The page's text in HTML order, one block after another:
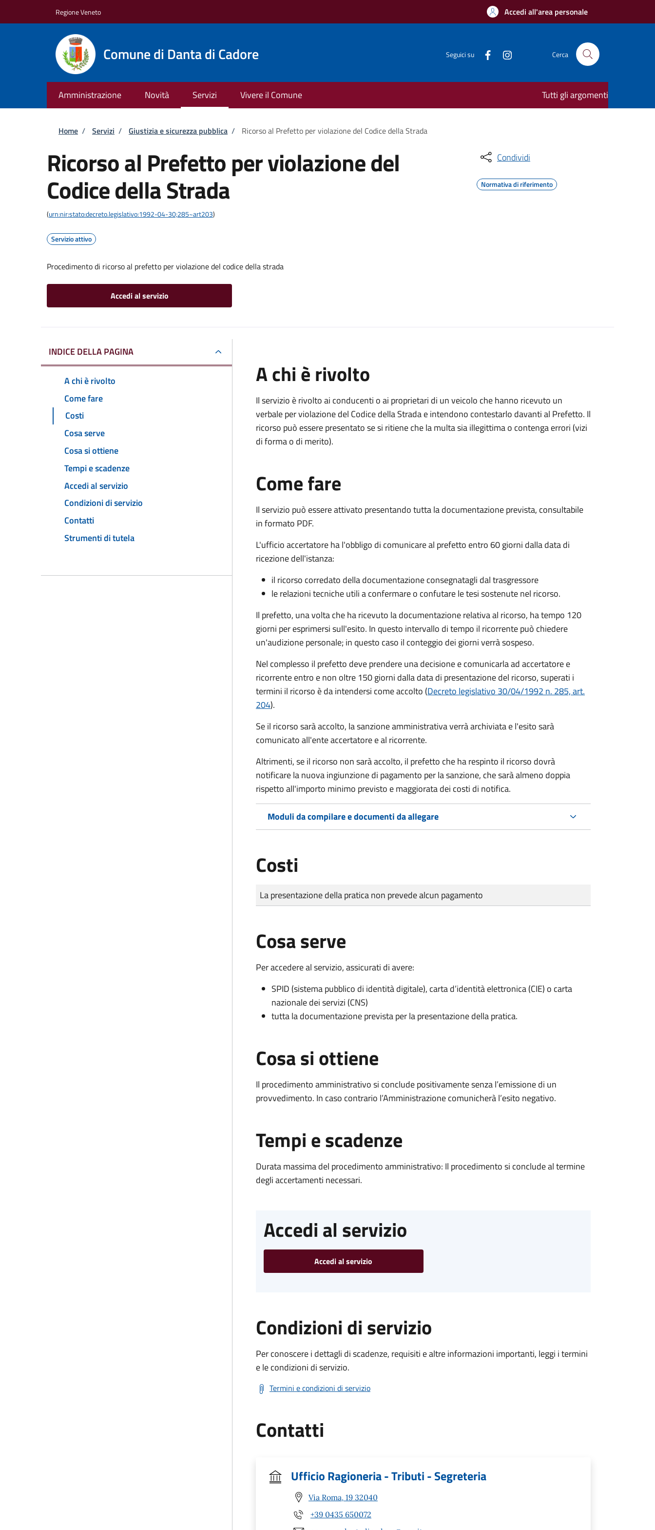
Regione Veneto Accedi all'area personale
Comune di Danta di Cadore Seguici su Cerca
Amministrazione Novità Servizi Vivere il Comune Tutti gli argomenti
Briciole di pane
Home / Servizi / Giustizia e sicurezza pubblica / Ricorso al Prefetto per violazione del Codice della Strada
Ricorso al Prefetto per violazione del
Codice della Strada
(urn:nir:stato:decreto.legislativo:1992-04-30;285~art203)
Servizio attivo
Procedimento di ricorso al prefetto per violazione del codice della strada
Accedi al servizio
Condividi
Normativa di riferimento
INDICE DELLA PAGINA
A chi è rivolto
Come fare
Costi
Cosa serve
Cosa si ottiene
Tempi e scadenze
Accedi al servizio
Condizioni di servizio
Contatti
Strumenti di tutela
A chi è rivolto
Il servizio è rivolto ai conducenti o ai proprietari di un veicolo che hanno ricevuto un
verbale per violazione del Codice della Strada e intendono contestarlo davanti al Prefetto. Il
ricorso può essere presentato se si ritiene che la multa sia illegittima o contenga errori (vizi
di forma o di merito).
Come fare
Il servizio può essere attivato presentando tutta la documentazione prevista, consultabile
in formato PDF.
L'ufficio accertatore ha l'obbligo di comunicare al prefetto entro 60 giorni dalla data di
ricezione dell'istanza:
il ricorso corredato della documentazione consegnatagli dal trasgressore
le relazioni tecniche utili a confermare o confutare le tesi sostenute nel ricorso.
Il prefetto, una volta che ha ricevuto la documentazione relativa al ricorso, ha tempo 120
giorni per esprimersi sull'esito. In questo intervallo di tempo il ricorrente può chiedere
un'audizione personale; in questo caso il conteggio dei giorni verrà sospeso.
Nel complesso il prefetto deve prendere una decisione e comunicarla ad accertatore e
ricorrente entro e non oltre 150 giorni dalla data di presentazione del ricorso, superati i
termini il ricorso è da intendersi come accolto (Decreto legislativo 30/04/1992 n. 285, art.
204).
Se il ricorso sarà accolto, la sanzione amministrativa verrà archiviata e l'esito sarà
comunicato all'ente accertatore e al ricorrente.
Altrimenti, se il ricorso non sarà accolto, il prefetto che ha respinto il ricorso dovrà
notificare la nuova ingiunzione di pagamento per la sanzione, che sarà almeno doppia
rispetto all'importo minimo previsto e maggiorata dei costi di notifica.
Moduli da compilare e documenti da allegare
Costi
Tipo di pagamento
Importo
La presentazione della pratica non prevede alcun pagamento
Cosa serve
Per accedere al servizio, assicurati di avere:
SPID (sistema pubblico di identità digitale), carta d’identità elettronica (CIE) o carta
nazionale dei servizi (CNS)
tutta la documentazione prevista per la presentazione della pratica.
Cosa si ottiene
Il procedimento amministrativo si conclude positivamente senza l’emissione di un
provvedimento. In caso contrario l’Amministrazione comunicherà l’esito negativo.
Tempi e scadenze
Durata massima del procedimento amministrativo: Il procedimento si conclude al termine
degli accertamenti necessari.
Accedi al servizio
Accedi al servizio
Condizioni di servizio
Per conoscere i dettagli di scadenze, requisiti e altre informazioni importanti, leggi i termini
e le condizioni di servizio.
Termini e condizioni di servizio
Contatti
Ufficio Ragioneria - Tributi - Segreteria
Via Roma, 19 32040
+39 0435 650072